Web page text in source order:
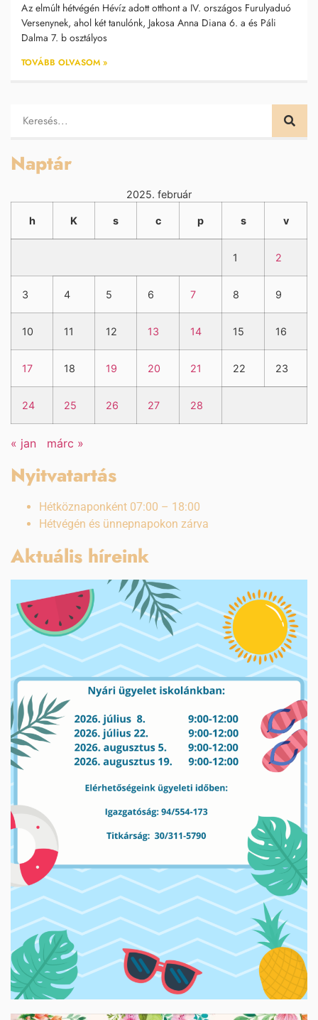
Az elmúlt hétvégén Hévíz adott otthont a IV. országos Furulyaduó
Versenynek, ahol két tanulónk, Jakosa Anna Diana 6. a és Páli
Dalma 7. b osztályos
TOVÁBB OLVASOM »
Naptár
2025. február
h K s c p s v
1 2
3 4 5 6 7 8 9
10 11 12 13 14 15 16
17 18 19 20 21 22 23
24 25 26 27 28
« jan márc »
Nyitvatartás
Hétköznaponként 07:00 – 18:00
Hétvégén és ünnepnapokon zárva
Aktuális híreink